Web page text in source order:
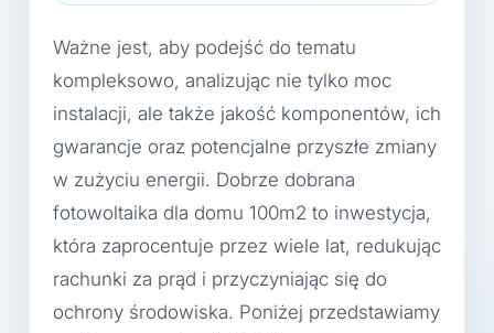
Ważne jest, aby podejść do tematu
kompleksowo, analizując nie tylko moc
instalacji, ale także jakość komponentów, ich
gwarancje oraz potencjalne przyszłe zmiany
w zużyciu energii. Dobrze dobrana
fotowoltaika dla domu 100m2 to inwestycja,
która zaprocentuje przez wiele lat, redukując
rachunki za prąd i przyczyniając się do
ochrony środowiska. Poniżej przedstawiamy